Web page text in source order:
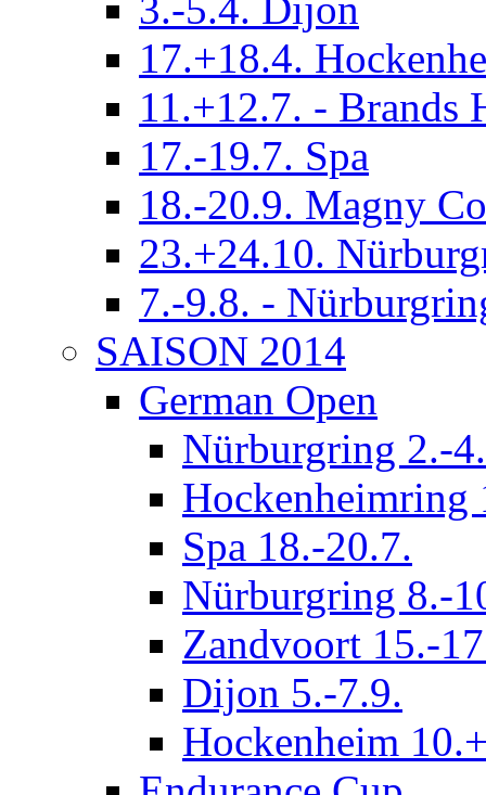
17.+18.4.
11.+12.7. - Brands
17.-19.7. Spa
18.-20.9. Magny
23.+24.10.
7.-9.8. -
SAISON 2014
German Open
Nürburgring 2.-
Hockenheimring
Spa 18.-20.7.
Nürburgring 8.-
Zandvoort 15.-
Dijon 5.-7.9.
Hockenheim